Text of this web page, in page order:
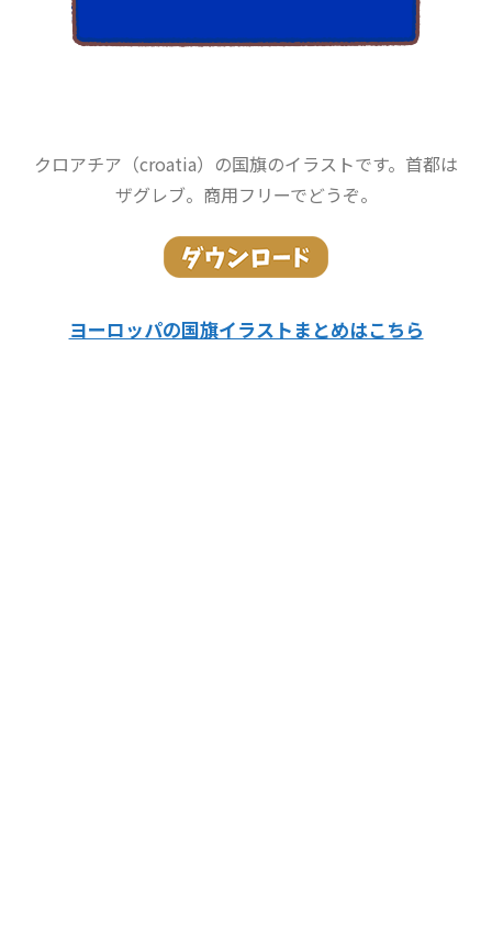
クロアチア（croatia）の国旗のイラストです。首都は
ザグレブ。商用フリーでどうぞ。
ヨーロッパの国旗イラストまとめはこちら